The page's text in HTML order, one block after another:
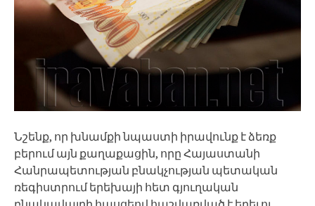
Նշենք, որ խնամքի նպաստի իրավունք է ձեռք
բերում այն քաղաքացին, որը Հայաստանի
Հանրապետության բնակչության պետական
ռեգիստրում երեխայի հետ գյուղական